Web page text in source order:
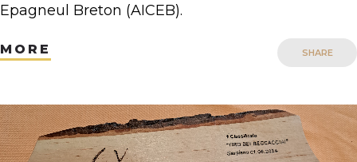
Epagneul Breton (AICEB).
MORE SHARE